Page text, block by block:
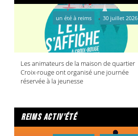
Les animateurs de la maison de quartier
Croix-rouge ont organisé une journée
réservée à la jeunesse
un été à reims 30 juillet 2026
reims activ'été